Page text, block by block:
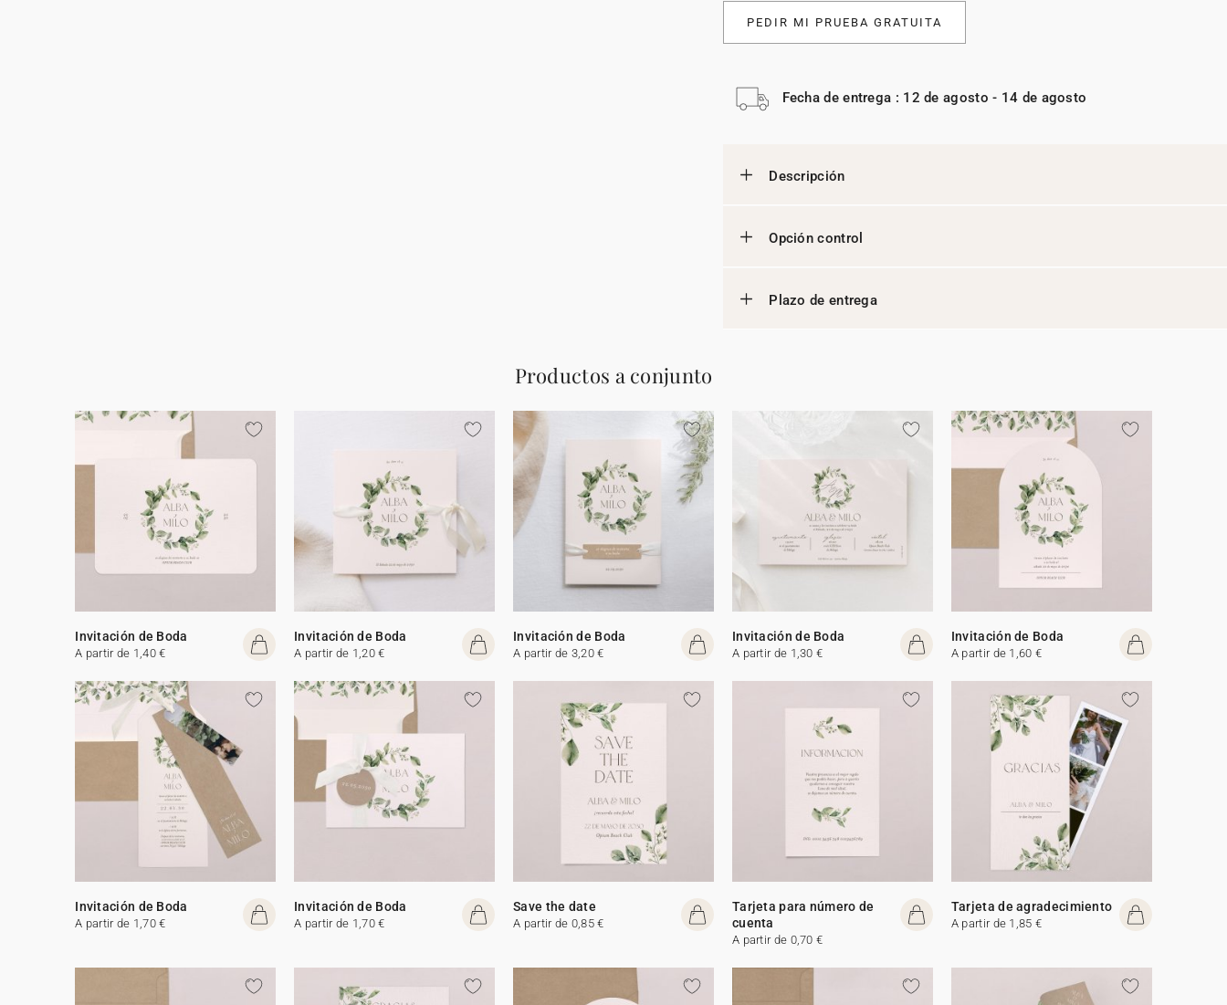
PEDIR MI PRUEBA GRATUITA
Fecha de entrega : 12 de agosto - 14 de agosto
Descripción
Opción control
Plazo de entrega
Productos a conjunto
Invitación de Boda
A partir de 1,40 €
Invitación de Boda
A partir de 1,20 €
Invitación de Boda
A partir de 3,20 €
Invitación de Boda
A partir de 1,30 €
Invitación de Boda
A partir de 1,60 €
Invitación de Boda
A partir de 1,70 €
Invitación de Boda
A partir de 1,70 €
Save the date
A partir de 0,85 €
Tarjeta para número de
cuenta
A partir de 0,70 €
Tarjeta de agradecimiento
A partir de 1,85 €